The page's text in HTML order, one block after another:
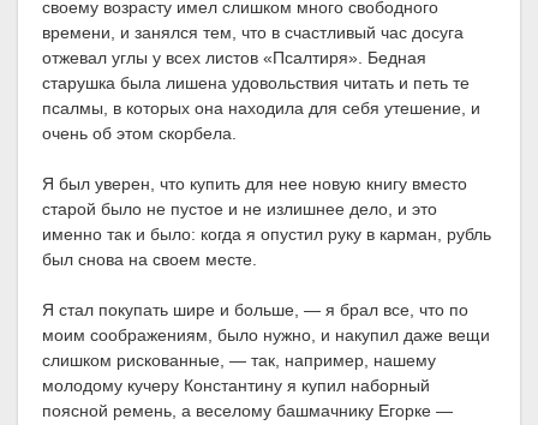
своему возрасту имел слишком много свободного
времени, и занялся тем, что в счастливый час досуга
отжевал углы у всех листов «Псалтиря». Бедная
старушка была лишена удовольствия читать и петь те
псалмы, в которых она находила для себя утешение, и
очень об этом скорбела.
Я был уверен, что купить для нее новую книгу вместо
старой было не пустое и не излишнее дело, и это
именно так и было: когда я опустил руку в карман, рубль
был снова на своем месте.
Я стал покупать шире и больше, — я брал все, что по
моим соображениям, было нужно, и накупил даже вещи
слишком рискованные, — так, например, нашему
молодому кучеру Константину я купил наборный
поясной ремень, а веселому башмачнику Егорке —